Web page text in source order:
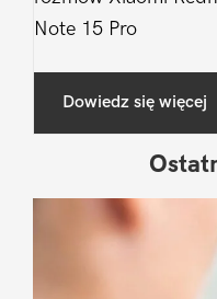
Note 15 Pro
Dowiedz się więcej
Sidebar